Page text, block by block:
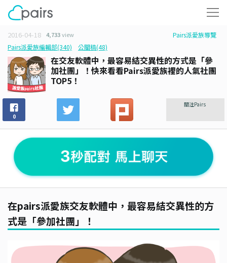
2016-04-18 4,733view
Pairs派愛族導覽
Pairs派愛族編輯部(340)
公關稿(48)
在交友軟體中，最容易結交異性的方式是「參
加社團」！快來看看Pairs派愛族裡的人氣社團
TOP5！
0
關注Pairs
在pairs派愛族交友軟體中，最容易結交異性的方
式是「參加社團」！